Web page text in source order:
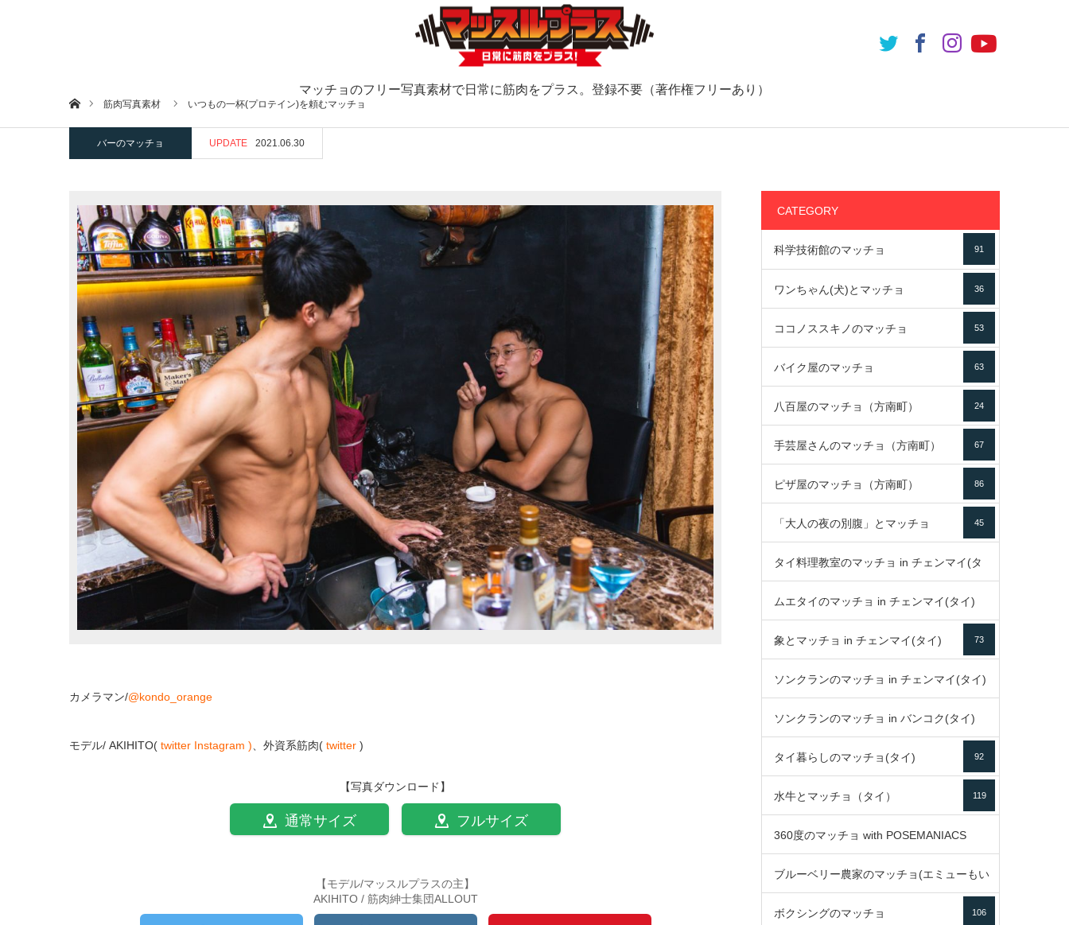
マッチョのフリー写真素材で日常に筋肉をプラス。登録不要（著作権フリーあり）
ホーム筋肉写真素材 いつもの一杯(プロテイン)を頼むマッチョ
バーのマッチョ UPDATE 2021.06.30
カメラマン/@kondo_orange
モデル/ AKIHITO( twitter Instagram ) 、外資系筋肉( twitter )
【写真ダウンロード】
通常サイズ フルサイズ
【モデル/マッスルプラスの主】
AKIHITO / 筋肉紳士集団ALLOUT
CATEGORY
科学技術館のマッチョ 91
ワンちゃん(犬)とマッチョ 36
ココノススキノのマッチョ 53
バイク屋のマッチョ 63
八百屋のマッチョ（方南町） 24
手芸屋さんのマッチョ（方南町） 67
ピザ屋のマッチョ（方南町） 86
「大人の夜の別腹」とマッチョ 45
タイ料理教室のマッチョ in チェンマイ(タ
イ)
ムエタイのマッチョ in チェンマイ(タイ)
79
象とマッチョ in チェンマイ(タイ) 73
ソンクランのマッチョ in チェンマイ(タイ)
ソンクランのマッチョ in バンコク(タイ)
85
タイ暮らしのマッチョ(タイ) 92
水牛とマッチョ（タイ） 119
360度のマッチョ with POSEMANIACS
49
ブルーベリー農家のマッチョ(エミューもい
るよ) 72
ボクシングのマッチョ 106